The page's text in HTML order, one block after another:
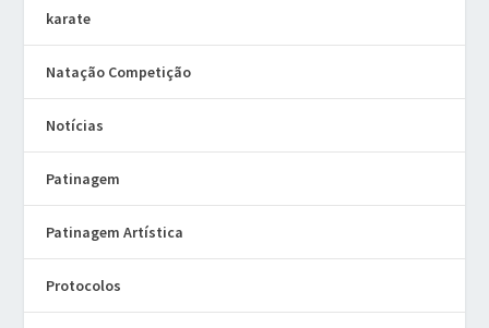
karate
Natação Competição
Notícias
Patinagem
Patinagem Artística
Protocolos